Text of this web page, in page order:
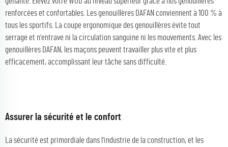
renforcées et confortables. Les genouillères DAFAN conviennent à 100 % à
tous les sportifs. La coupe ergonomique des genouillères évite tout
serrage et n'entrave ni la circulation sanguine ni les mouvements. Avec les
genouillères DAFAN, les maçons peuvent travailler plus vite et plus
efficacement, accomplissant leur tâche sans difficulté.
Assurer la sécurité et le confort
La sécurité est primordiale dans l'industrie de la construction, et les